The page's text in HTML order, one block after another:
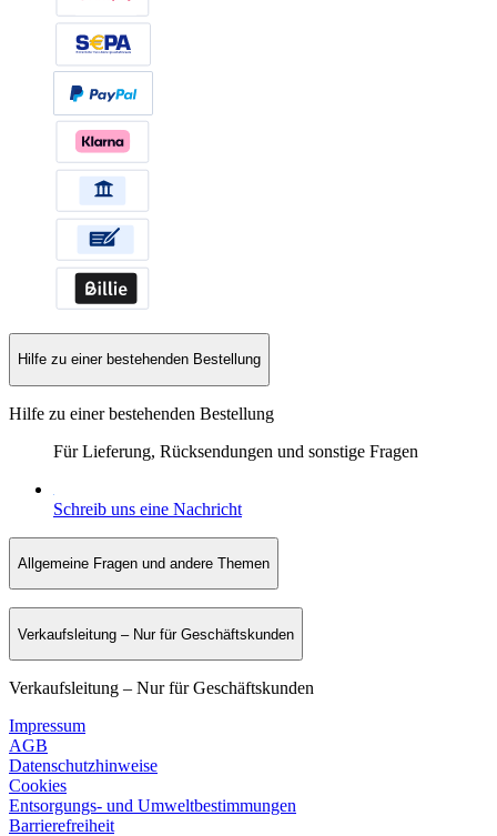
Hilfe zu einer bestehenden Bestellung
Hilfe zu einer bestehenden Bestellung
Für Lieferung, Rücksendungen und sonstige Fragen
Schreib uns eine Nachricht
Allgemeine Fragen und andere Themen
Verkaufsleitung – Nur für Geschäftskunden
Verkaufsleitung – Nur für Geschäftskunden
Impressum
AGB
Datenschutzhinweise
Cookies
Entsorgungs- und Umweltbestimmungen
Barrierefreiheit